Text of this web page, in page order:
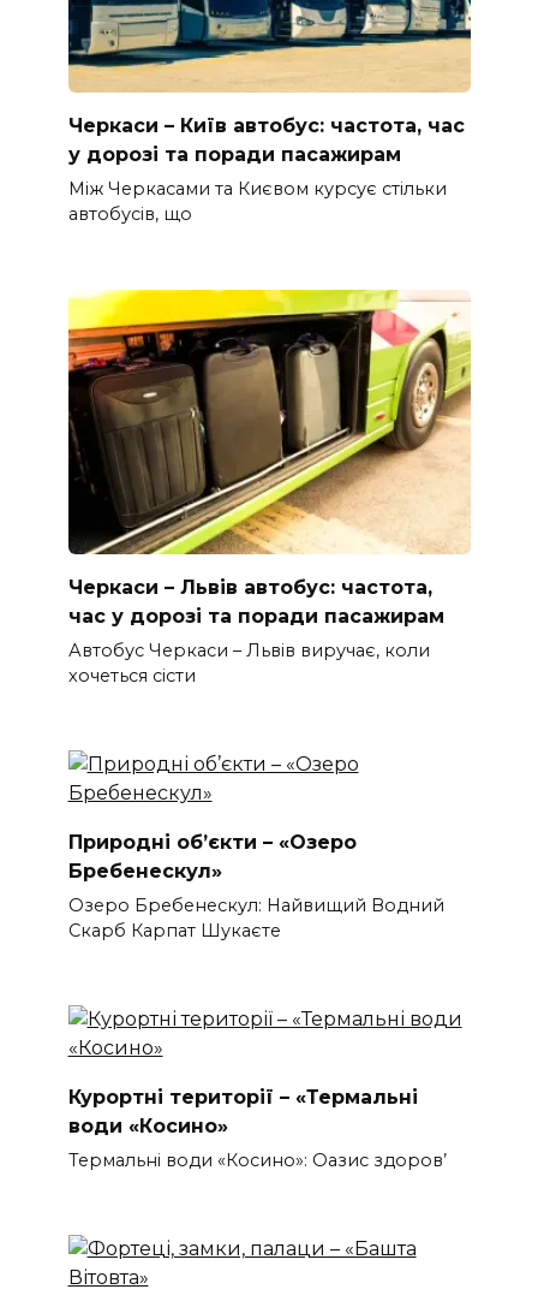
Черкаси – Київ автобус: частота, час
у дорозі та поради пасажирам
Між Черкасами та Києвом курсує стільки
автобусів, що
Черкаси – Львів автобус: частота,
час у дорозі та поради пасажирам
Автобус Черкаси – Львів виручає, коли
хочеться сісти
Природні об’єкти – «Озеро
Бребенескул»
Озеро Бребенескул: Найвищий Водний
Скарб Карпат Шукаєте
Курортні території – «Термальні
води «Косино»
Термальні води «Косино»: Оазис здоров’